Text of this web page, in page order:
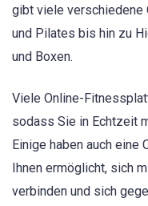
gibt viele verschiedene
und Pilates bis hin zu
und Boxen.
Viele Online-
sodass Sie in Echtzeit
Einige haben auch eine
Ihnen ermöglicht, sich
verbinden und sich